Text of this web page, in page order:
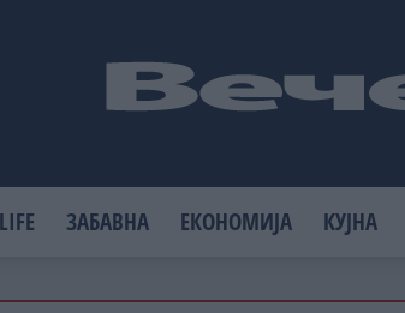
LIFE ЗАБАВНА ЕКОНОМИЈА КУЈНА